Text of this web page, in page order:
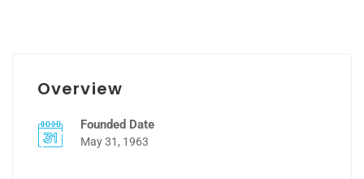
Overview
Founded Date
May 31, 1963